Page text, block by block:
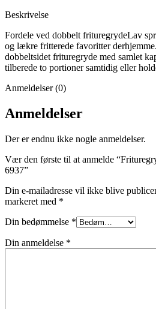
Beskrivelse
Fordele ved dobbelt frituregrydeLav
og lækre fritterede favoritter
dobbeltsidet frituregryde med samlet
tilberede to portioner samtidig eller
Anmeldelser (0)
Anmeldelser
Der er endnu ikke nogle anmeldelser.
Vær den første til at anmelde
6937”
Din e-mailadresse vil ikke blive
markeret med *
Din bedømmelse *
Din anmeldelse *